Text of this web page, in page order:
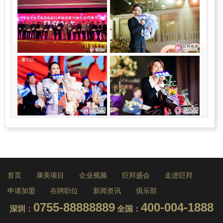
首页 康美项目 企业视频 巨邦盛会
走进巨邦
申请加盟
在聘职位 新闻资讯 俱乐部
深圳： 0755-88888889 全国： 400-004-1888